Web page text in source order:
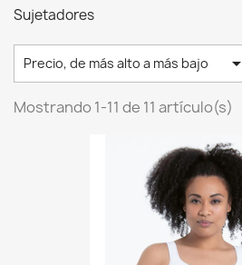
Sujetadores
Precio, de más alto a más bajo 
Mostrando 1-11 de 11 artículo(s)